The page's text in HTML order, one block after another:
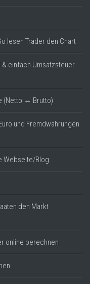
lesen Trader den Chart
einfach Umsatzsteuer
(Netto ↔ Brutto)
und Fremdwährungen
Webseite/Blog
den Markt
online berechnen